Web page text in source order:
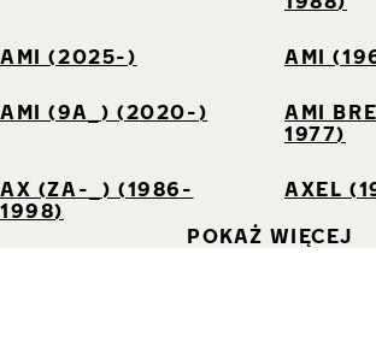
AMI (2025-) AMI
AMI (9A_) (2020-)
AMI
1977)
AX (ZA-_) (1986-
1998)
AXEL
POKAŻ WIĘCEJ